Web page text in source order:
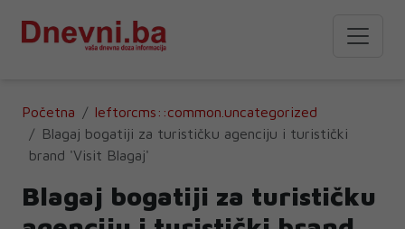
Početna
leftorcms::common.uncategorized
Blagaj bogatiji za turističku agenciju i turistički
brand 'Visit Blagaj'
Blagaj bogatiji za turističku